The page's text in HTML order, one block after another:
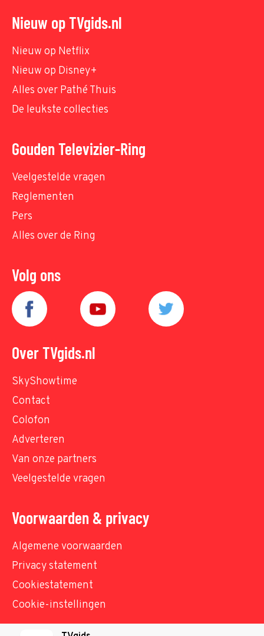
Nieuw op TVgids.nl
Nieuw op Netflix
Nieuw op Disney+
Alles over Pathé Thuis
De leukste collecties
Gouden Televizier-Ring
Veelgestelde vragen
Reglementen
Pers
Alles over de Ring
Volg ons
Over TVgids.nl
SkyShowtime
Contact
Colofon
Adverteren
Van onze partners
Veelgestelde vragen
Voorwaarden & privacy
Algemene voorwaarden
Privacy statement
Cookiestatement
Cookie-instellingen